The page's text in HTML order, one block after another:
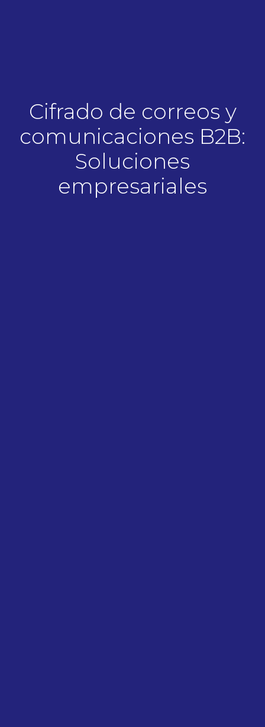
Cifrado de correos y
comunicaciones B2B:
Soluciones
empresariales